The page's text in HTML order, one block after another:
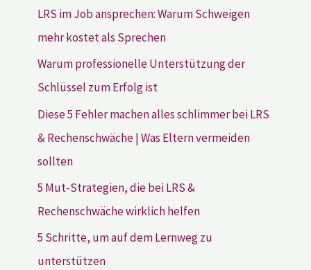
LRS im Job ansprechen: Warum Schweigen
mehr kostet als Sprechen
Warum professionelle Unterstützung der
Schlüssel zum Erfolg ist
Diese 5 Fehler machen alles schlimmer bei LRS
& Rechenschwäche | Was Eltern vermeiden
sollten
5 Mut-Strategien, die bei LRS &
Rechenschwäche wirklich helfen
5 Schritte, um auf dem Lernweg zu
unterstützen